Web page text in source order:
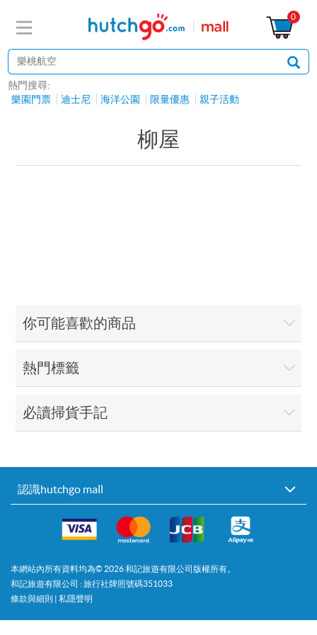
0
熱門搜尋:
樂園門票
迪士尼 海洋公園 限量優惠 親子活動
柳屋
你可能喜歡的商品
熱門標籤
必讀掃貨手記
認識hutchgo mall
本網站內所有資料均為© 2026和記旅遊有限公司版權所有。
和記旅遊有限公司 : 旅行社牌照號碼351033
條款與細則 | 私隱聲明